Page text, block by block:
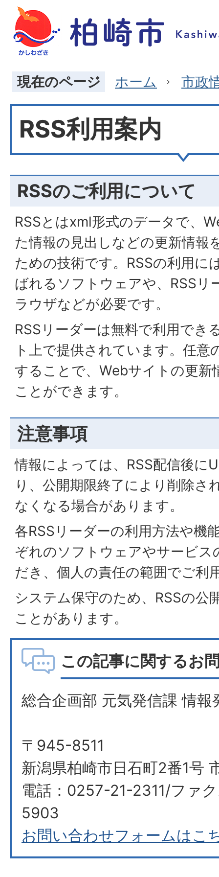
現在のページ ホーム 市政
RSS利用案内
RSSのご利用について
RSSとはxml形式のデータで、
た情報の見出しなどの更新情報
ための技術です。RSSの利用に
ばれるソフトウェアや、RSSリ
ラウザなどが必要です。
RSSリーダーは無料で利用でき
ト上で提供されています。任意
することで、Webサイトの更新
ことができます。
注意事項
情報によっては、RSS配信後に
り、公開期限終了により削除さ
なくなる場合があります。
各RSSリーダーの利用方法や機
ぞれのソフトウェアやサービス
だき、個人の責任の範囲でご利
システム保守のため、RSSの公
ことがあります。
この記事に関するお
総合企画部 元気発信課 情報
〒945-8511
新潟県柏崎市日石町2番1号
電話：0257-21-2311/ファ
5903​​​​​​​
お問い合わせフォームはこ